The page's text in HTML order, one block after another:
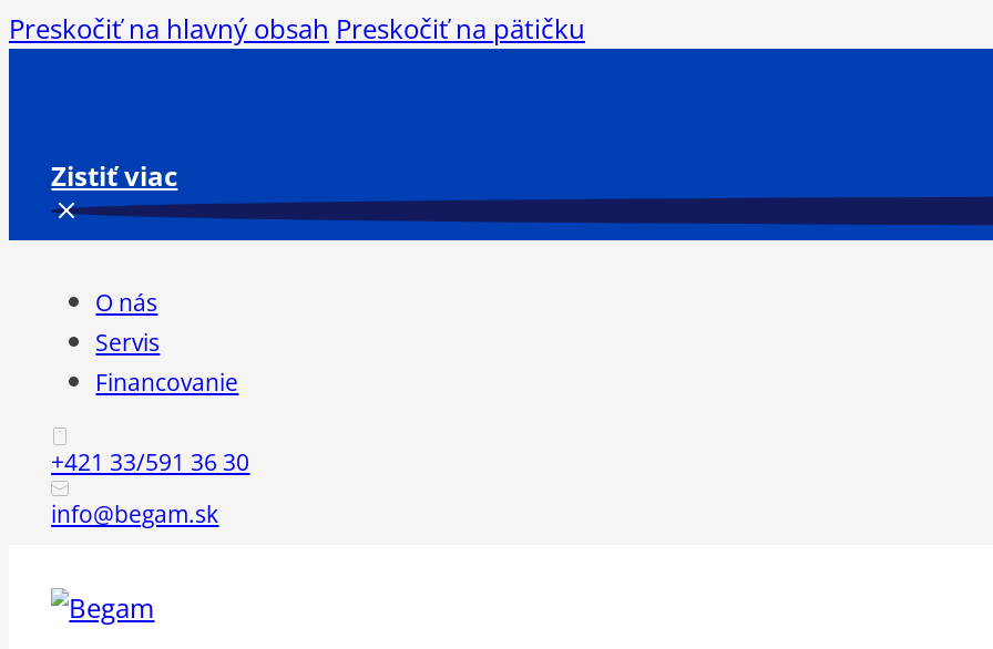
Preskočiť na hlavný obsah Preskočiť na pätičku
Zistiť viac
O nás
Servis
Financovanie
+421 33/591 36 30
info@begam.sk